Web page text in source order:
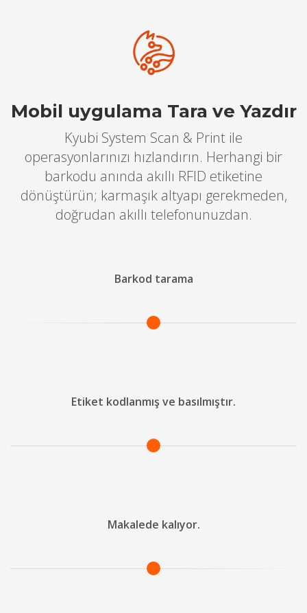
Mobil uygulama Tara ve Yazdır
Kyubi System Scan & Print ile
operasyonlarınızı hızlandırın. Herhangi bir
barkodu anında akıllı RFID etiketine
dönüştürün; karmaşık altyapı gerekmeden,
doğrudan akıllı telefonunuzdan.
Barkod tarama
Etiket kodlanmış ve basılmıştır.
Makalede kalıyor.